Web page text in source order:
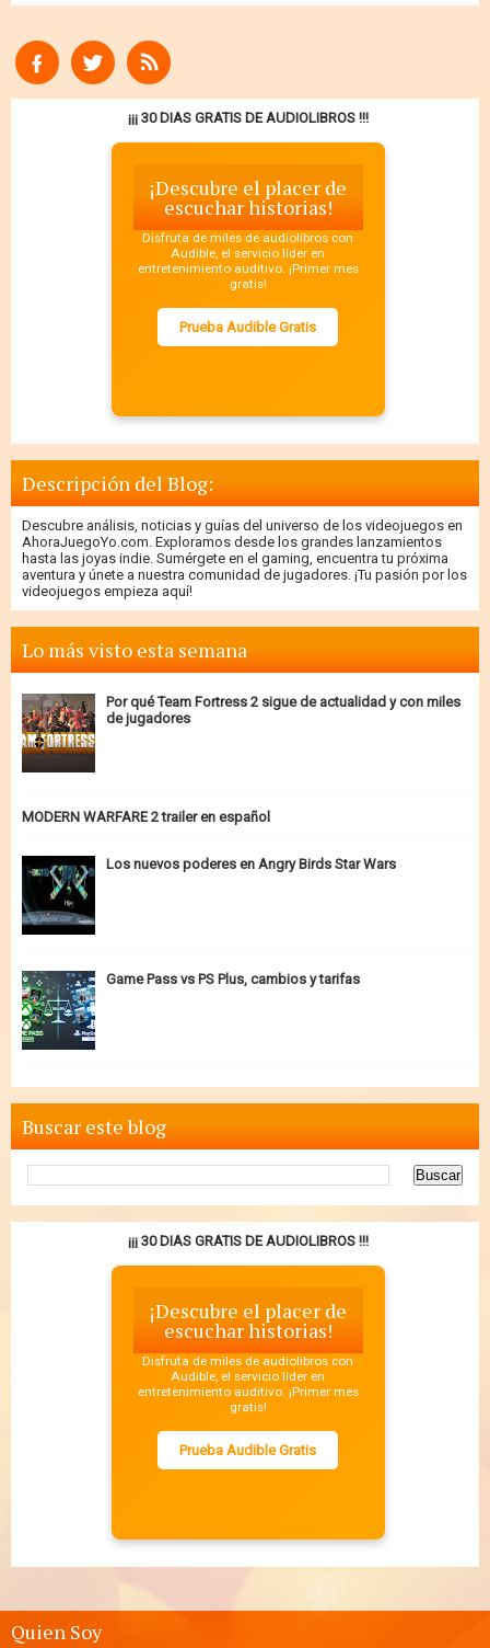
¡¡¡ 30 DIAS GRATIS DE AUDIOLIBROS !!!
¡Descubre el placer de
escuchar historias!
Disfruta de miles de audiolibros con
Audible, el servicio líder en
entretenimiento auditivo. ¡Primer mes
gratis!
Prueba Audible Gratis
Descripción del Blog:
Descubre análisis, noticias y guías del universo de los videojuegos en
AhoraJuegoYo.com. Exploramos desde los grandes lanzamientos
hasta las joyas indie. Sumérgete en el gaming, encuentra tu próxima
aventura y únete a nuestra comunidad de jugadores. ¡Tu pasión por los
videojuegos empieza aquí!
Lo más visto esta semana
Por qué Team Fortress 2 sigue de actualidad y con miles
de jugadores
MODERN WARFARE 2 trailer en español
Los nuevos poderes en Angry Birds Star Wars
Game Pass vs PS Plus, cambios y tarifas
Buscar este blog
¡¡¡ 30 DIAS GRATIS DE AUDIOLIBROS !!!
¡Descubre el placer de
escuchar historias!
Disfruta de miles de audiolibros con
Audible, el servicio líder en
entretenimiento auditivo. ¡Primer mes
gratis!
Prueba Audible Gratis
Quien Soy